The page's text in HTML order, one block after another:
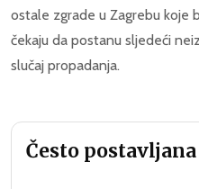
ostale zgrade u Zagrebu koje
čekaju da postanu sljedeći
slučaj propadanja.
Često